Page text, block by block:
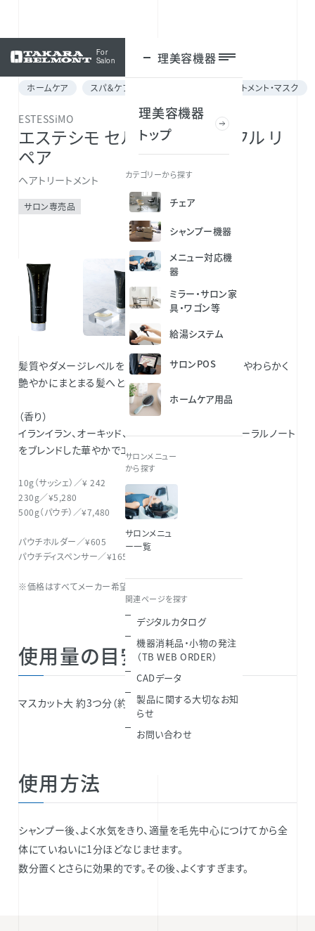
For
Salon
理美容機器
理美容機器
トップ
カテゴリーから探す
チェア
シャンプー機器
メニュー対応機
器
ミラー・サロン家
具・ワゴン等
給湯システム
サロンPOS
ホームケア用品
サロンメニュー
から探す
サロンメニュ
ー一覧
関連ページを探す
デジタルカタログ
機器消耗品・小物の発注
（TB WEB ORDER）
CADデータ
製品に関する大切なお知
らせ
お問い合わせ
ログイン
ホームケア スパ＆ケア for メニュー ヘアトリートメント・マスク
ESTESSiMO
エステシモ セルサート ラメラフル リ
ペア
ヘアトリートメント
サロン専売品
髪質やダメージレベルを問わず、根元から毛先まで、やわらかく
艶やかにまとまる髪へと導きます。
（香り）
イランイラン、オーキッド、チュベローズといったフローラルノート
をブレンドした華やかでエレガントな香り。
10g（サッシェ）／¥ 242
230g／¥5,280
500g（パウチ）／¥7,480
パウチホルダー／¥605
パウチディスペンサー／¥165
※価格はすべてメーカー希望小売価格（税込）です。
使用量の目安
マスカット大 約3つ分（約10g）
使用方法
シャンプー後、よく水気をきり、適量を毛先中心につけてから全
体にていねいに1分ほどなじませます。
数分置くとさらに効果的です。その後、よくすすぎます。